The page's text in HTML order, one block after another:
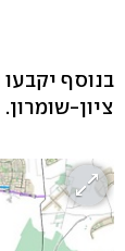
בנוסף
ציון-שומרון.